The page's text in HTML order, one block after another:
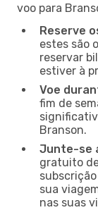
voo para
Reserve
estes são
reservar
estiver à
Voe
fim de
Branson.
Junte-se
gratuito
sua
nas suas